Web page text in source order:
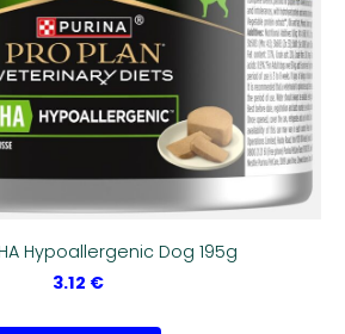
HA Hypoallergenic Dog 195g
3.12 €